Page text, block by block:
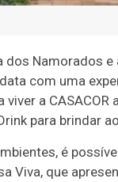
Namorados e
com uma
a
para brindar
é
Viva, que